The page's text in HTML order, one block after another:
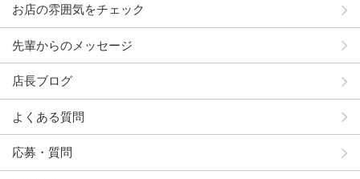
お店の雰囲気をチェック
先輩からのメッセージ
店長ブログ
よくある質問
応募・質問